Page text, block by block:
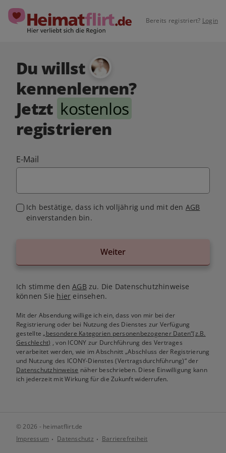
Bereits registriert? Login
Du willst
kennenlernen?
Jetzt kostenlos
registrieren
E-Mail
Ich bestätige, dass ich volljährig und mit den AGB
einverstanden bin.
Weiter
Ich stimme denAGB zu. Die Datenschutzhinweise
können Sie hier einsehen.
Mit der Absendung willige ich ein, dass von mir bei der
Registrierung oder bei Nutzung des Dienstes zur Verfügung
gestellte„besondere Kategorien personenbezogener Daten“(z.B.
Geschlecht) , von ICONY zur Durchführung des Vertrages
verarbeitet werden, wie im Abschnitt „Abschluss der Registrierung
und Nutzung des ICONY-Dienstes (Vertragsdurchführung)“ der
Datenschutzhinweise näher beschrieben. Diese Einwilligung kann
ich jederzeit mit Wirkung für die Zukunft widerrufen.
© 2026 - heimatflirt.de
Impressum
Datenschutz Barrierefreiheit